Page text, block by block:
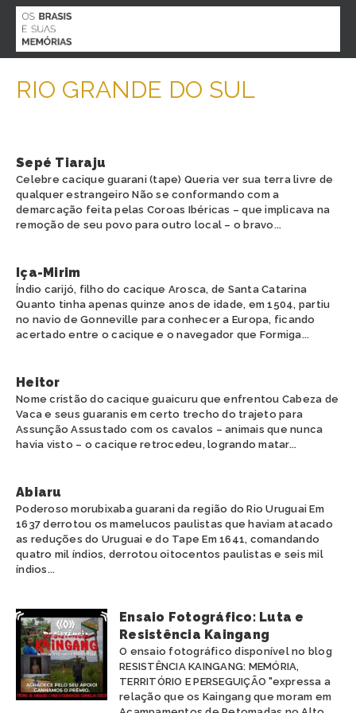
O PROJETO
PARTICIPE
CONTATO
ESPECIAL COVID 19
ESTADO
ALAGOAS
ESPÍRITO SANTO
GOIÁS
MINAS GERAIS
PARÁ
PARAÍBA
PARANÁ
PIAUÍ
RIO DE JANEIRO
RIO GRANDE DO NORTE
RIO GRANDE DO SUL
RONDÔNIA
RORAIMA
APINAJÉ
APURINÃ
ARANHÍ
ARARA
BORARI
BORORO
BOTOCUDO
FULNIÔ
GAVIÃO
GUARANI
GUARANI MBYA
GUARANI-KAIOWÁ
GUEGUÊ
JURUNA
KAIAPÓ
RIO GRANDE DO SUL
Sepé Tiaraju
Celebre cacique guarani (tape) Queria ver sua terra livre de
qualquer estrangeiro Não se conformando com a
demarcação feita pelas Coroas Ibéricas – que implicava na
remoção de seu povo para outro local – o bravo...
Iça-Mirim
Índio carijó, filho do cacique Arosca, de Santa Catarina
Quanto tinha apenas quinze anos de idade, em 1504, partiu
no navio de Gonneville para conhecer a Europa, ficando
acertado entre o cacique e o navegador que Formiga...
Heitor
Nome cristão do cacique guaicuru que enfrentou Cabeza de
Vaca e seus guaranis em certo trecho do trajeto para
Assunção Assustado com os cavalos – animais que nunca
havia visto – o cacique retrocedeu, logrando matar...
Abiaru
Poderoso morubixaba guarani da região do Rio Uruguai Em
1637 derrotou os mamelucos paulistas que haviam atacado
as reduções do Uruguai e do Tape Em 1641, comandando
quatro mil índios, derrotou oitocentos paulistas e seis mil
índios...
Ensaio Fotográfico: Luta e
Resistência Kaingang
O ensaio fotográfico disponível no blog
RESISTÊNCIA KAINGANG: MEMÓRIA,
TERRITÓRIO E PERSEGUIÇÃO "expressa a
relação que os Kaingang que moram em